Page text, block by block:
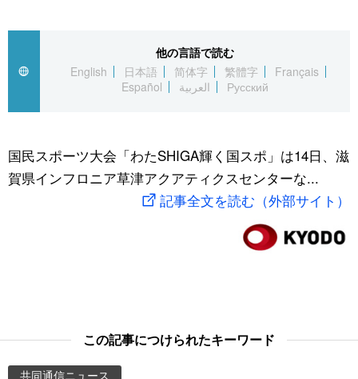
Русский
経済・ビジネス
国際
文化
トップ
アーカイブ
In-depth
Japan Data
動画/Live
スポーツ・東京2020
他の言語で読む
English
日本語 简体字 繁體字
Français
Español
العربية Русский
国民スポーツ大会「わたSHIGA輝く国スポ」は14日、滋
賀県インフロニア草津アクアティクスセンターな...
記事全文を読む（外部サイト）
この記事につけられたキーワード
共同通信ニュース